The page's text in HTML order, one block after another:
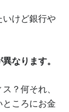
けど銀行や
なります。
？何それ、
ころにお金